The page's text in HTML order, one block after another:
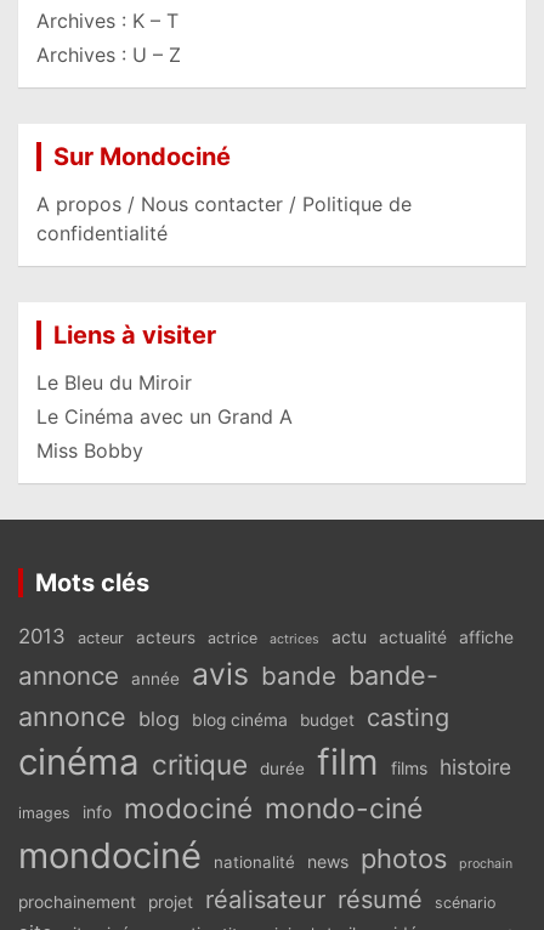
Archives : K – T
Archives : U – Z
Sur Mondociné
A propos / Nous contacter / Politique de
confidentialité
Liens à visiter
Le Bleu du Miroir
Le Cinéma avec un Grand A
Miss Bobby
Mots clés
2013 acteur acteurs actrice actrices actu actualité affiche
annonce année avis bande bande-
annonce blog blog cinéma budget casting
cinéma critique durée film films histoire
images info modociné mondo-ciné
mondociné nationalité news photos prochain
prochainement projet réalisateur résumé scénario